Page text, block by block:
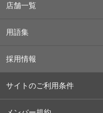
店舗一覧
用語集
採用情報
サイトのご利用条件